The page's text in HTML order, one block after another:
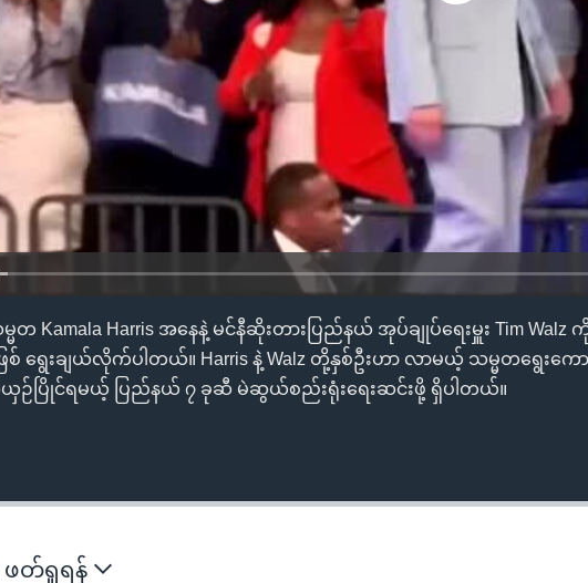
တ Kamala Harris အနေနဲ့ မင်နီဆိုးတားပြည်နယ် အုပ်ချုပ်ရေးမှူး Tim
ရွေးချယ်လိုက်ပါတယ်။ Harris နဲ့ Walz တို့နှစ်ဦးဟာ လာမယ့် သမ္မတရွေးကေ
ပြိုင်ရမယ့် ပြည်နယ် ၇ ခုဆီ မဲဆွယ်စည်းရုံးရေးဆင်းဖို့ ရှိပါတယ်။
တ်ရှုရန်